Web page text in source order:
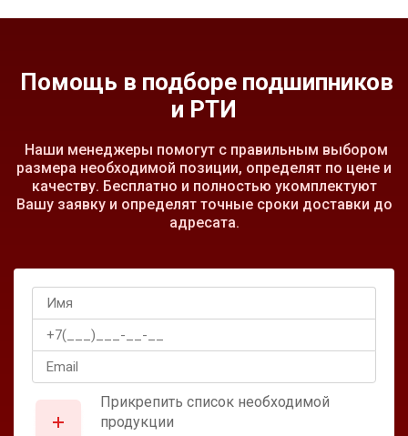
Помощь в подборе подшипников
и РТИ
Наши менеджеры помогут с правильным выбором
размера необходимой позиции, определят по цене и
качеству. Бесплатно и полностью укомплектуют
Вашу заявку и определят точные сроки доставки до
адресата.
Прикрепить список необходимой
продукции